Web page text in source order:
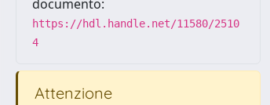
documento:
https://hdl.handle.net/11580/2510
4
Attenzione